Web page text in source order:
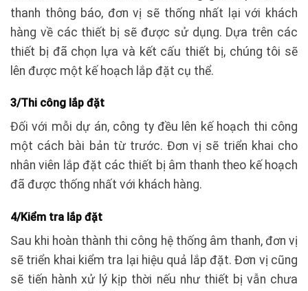
thanh thông báo, đơn vị sẽ thống nhất lại với khách
hàng về các thiết bị sẽ được sử dụng. Dựa trên các
thiết bị đã chọn lựa và kết cấu thiết bị, chúng tôi sẽ
lên được một kế hoạch lắp đặt cụ thể.
3/Thi công lắp đặt
Đối với mỗi dự án, công ty đều lên kế hoạch thi công
một cách bài bản từ trước. Đơn vị sẽ triển khai cho
nhân viên lắp đặt các thiết bị âm thanh theo kế hoạch
đã được thống nhất với khách hàng.
4/Kiểm tra lắp đặt
Sau khi hoàn thành thi công hệ thống âm thanh, đơn vị
sẽ triển khai kiểm tra lại hiệu quả lắp đặt. Đơn vị cũng
sẽ tiến hành xử lý kịp thời nếu như thiết bị vẫn chưa